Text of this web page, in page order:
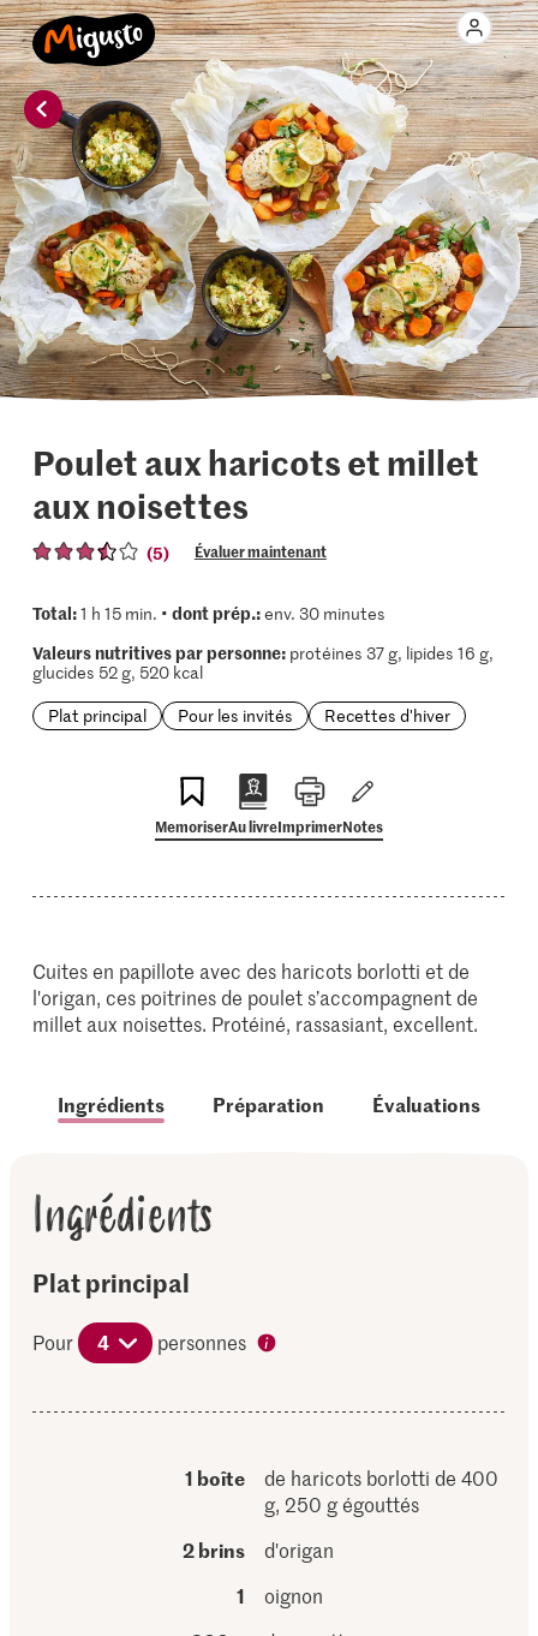
Poulet aux haricots et millet
aux noisettes
(5) Évaluer maintenant
Total:1 h 15 min. • dont prép.:env. 30 minutes
Valeurs nutritives par personne:protéines 37 g, lipides 16 g,
glucides 52 g, 520 kcal
Plat principal
Pour les invités Recettes d'hiver
MemoriserAu livreImprimerNotes
Cuites en papillote avec des haricots borlotti et de
l'origan, ces poitrines de poulet s’accompagnent de
millet aux noisettes. Protéiné, rassasiant, excellent.
Ingrédients Préparation Évaluations
Ingrédients
Plat principal
Pour 4 personnes
1 boîte
de haricots borlotti de 400
g, 250 g égouttés
2 brins
d'origan
1
oignon